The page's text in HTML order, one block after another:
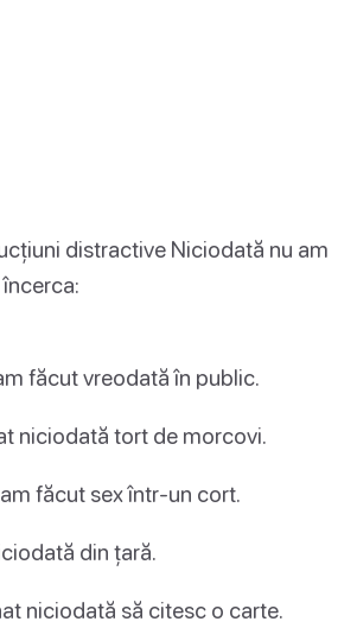
distractive Niciodată nu am
făcut vreodată în public.
niciodată tort de morcovi.
făcut sex într-un cort.
din țară.
niciodată să citesc o carte.